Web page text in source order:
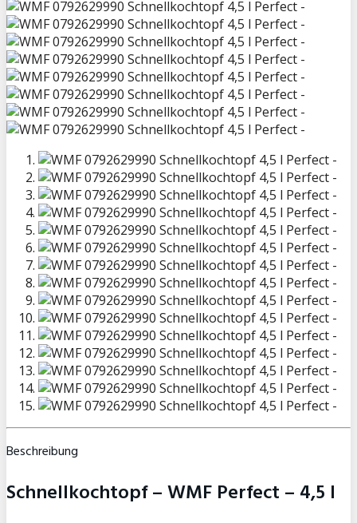
Beschreibung
Schnellkochtopf – WMF Perfect – 4,5 l